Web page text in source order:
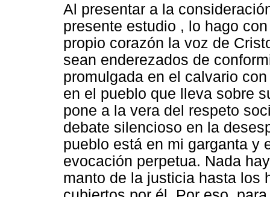
Al presentar a la
presente estudio , lo hago
propio corazón la voz de
sean enderezados de
promulgada en el calvario
en el pueblo que lleva sobre
pone a la vera del respeto
debate silencioso en la
pueblo está en mi garganta y
evocación perpetua. Nada
manto de la justicia hasta los